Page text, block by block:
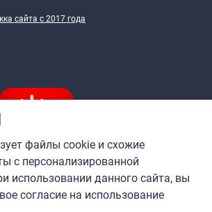
сайта c 2017 года
файлы cookie и схожие
с персонализированной
использовании данного сайта, вы
согласие на использование